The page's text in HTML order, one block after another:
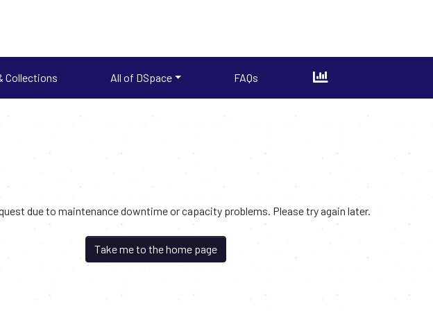
Collections All of DSpace FAQs
due to maintenance downtime or capacity problems. Please try again later.
Take me to the home page